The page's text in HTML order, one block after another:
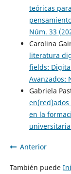
teóricas
Núm. 33
Carolina
literatura
fields:
Avanzados:
Gabriela
en(red)ados
en la
universitaria
Anterior
También puede